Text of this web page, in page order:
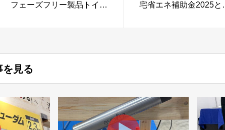
フェーズフリー製品トイレ
「ピュアエデン」デンカア
宅省エネ補助金2025と
～来場者ニーズ・業界
を見る